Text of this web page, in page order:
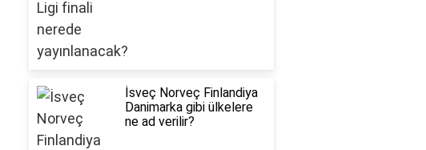
İsveç Norveç Finlandiya
Danimarka gibi ülkelere
ne ad verilir?